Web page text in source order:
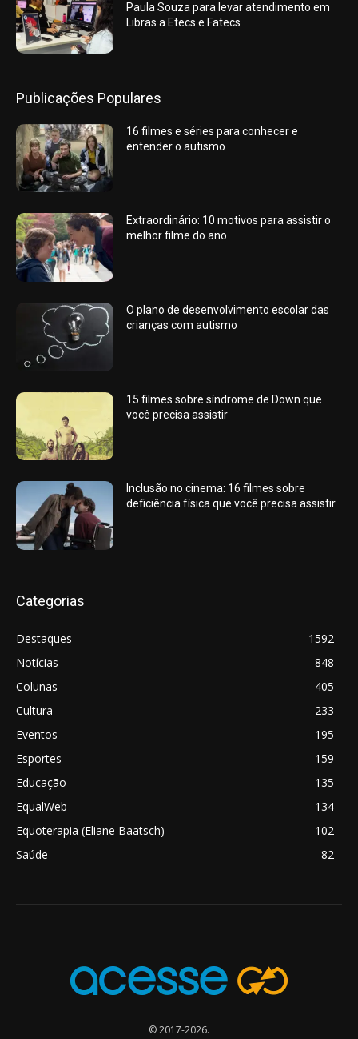
Paula Souza para levar atendimento em
Libras a Etecs e Fatecs
Publicações Populares
16 filmes e séries para conhecer e
entender o autismo
Extraordinário: 10 motivos para assistir o
melhor filme do ano
O plano de desenvolvimento escolar das
crianças com autismo
15 filmes sobre síndrome de Down que
você precisa assistir
Inclusão no cinema: 16 filmes sobre
deficiência física que você precisa assistir
Categorias
Destaques
1592
Notícias
848
Colunas
405
Cultura
233
Eventos
195
Esportes
159
Educação
135
EqualWeb
134
Equoterapia (Eliane Baatsch)
102
Saúde
82
© 2017-2026.